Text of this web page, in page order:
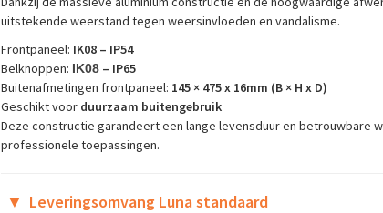
uitstekende weerstand tegen weersinvloeden en vandalisme.
Frontpaneel: IK08 – IP54
Belknoppen: IK08– IP65
Buitenafmetingen frontpaneel: 145 × 475 x 16mm (B × H x D)
Geschikt voor duurzaam buitengebruik
Deze constructie garandeert een lange levensduur en betrouwbare
professionele toepassingen.
▼ Leveringsomvang Luna standaard